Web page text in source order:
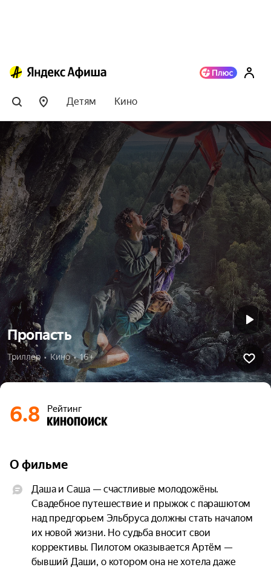
Детям Кино
Пропасть
Триллер  •  Кино  •  16+
6.8 Рейтинг
О фильме
Даша и Саша — счастливые молодожёны.
Свадебное путешествие и прыжок с парашютом
над предгорьем Эльбруса должны стать началом
их новой жизни. Но судьба вносит свои
коррективы. Пилотом оказывается Артём —
бывший Даши, о котором она не хотела даже